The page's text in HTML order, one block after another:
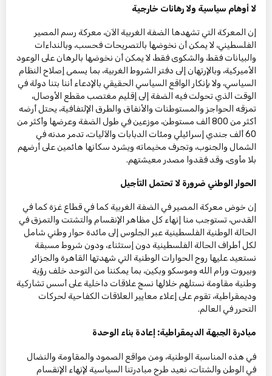
لا أوهام سياسية ولا رهانات خارجية
إن المعركة التي تشهدها الضفة الغربية الآن، معركة رسم المصير
الفلسطيني، لا يمكن أن نخوضها بالتصريحات فحسب، وبالنداءات
والبيانات فقط، والشكوى فقط، لا يمكن أن نخوضها بالرهان على الوعود
الأميركية، وبالإرتهان إلى دفتر الشروط الغربية، بما يسمى إصلاح النظام
السياسي، ولا بإنكار الواقع السياسي الحقيقي بالإدعاء أننا بتنا دولة في
الوقت الذي تحولت فيه الضفة إلى إقليم مغتصب مقطع الأوصال،
تمزقه الحواجز والمستوطنات والأنفاق والطرق الإلتفافية، يحتل أرضه
أكثر من 800 ألف مستوطن، موزعين في طول الضفة وعرضها وأكثر من
60 ألف جندي إسرائيلي ومئات الدبابات والآليات، تدمر مدنه في
الشمال والجنوب، وتجرف مخيماته ويشرد سكانها هائمين على أرضهم
بلا مأوى، وقد فقدوا مصدر معيشتهم.
الحوار الوطني ضرورة لا تحتمل التأجيل
إن خوض معركة المصير في الضفة الغربية كما في قطاع غزة كما في
القدس، تستوجب منا إنهاء كل مظاهر الإنقسام والتشتت والتمزق في
الحالة الوطنية الفلسطينية عبر الجلوس إلى مائدة حوار وطني شامل
لكل أطراف الحالة الفلسطينية دون إستثناء، ودون شروط مسبقة
نستعيد عليها روح الحوارات الوطنية التي شهدتها القاهرة والجزائر
وبيروت ورام الله وموسكو وبكين، بما يمكننا من التوحد خلف رؤية
وطنية مقاومة نستلهم خلالها نسج علاقات داخلية على أسس تشاركية
وديمقراطية، تقوم على إعلاء معايير العلاقات الكفاحية لحركات
التحرر في العالم.
مبادرة الجبهة الديمقراطية: إعادة بناء الوحدة
في هذه المناسبة الوطنية، ومن مواقع الصمود والمقاومة والنضال
في الوطن والشتات، نعيد طرح مبادرتنا السياسية لإنهاء الإنقسام